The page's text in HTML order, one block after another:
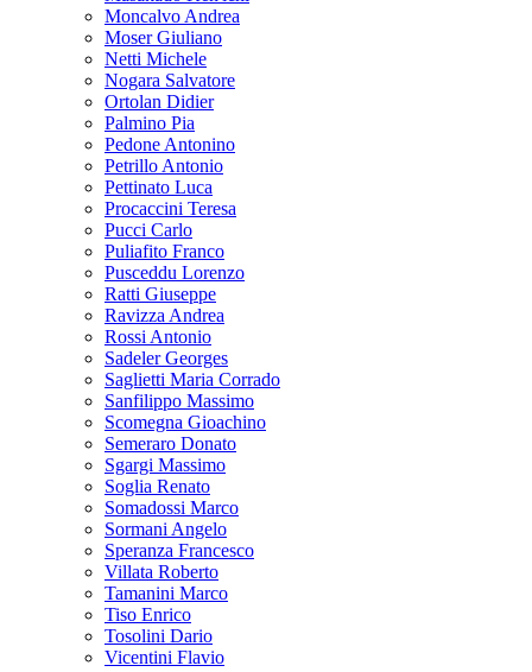
Moncalvo Andrea
Moser Giuliano
Netti Michele
Nogara Salvatore
Ortolan Didier
Palmino Pia
Pedone Antonino
Petrillo Antonio
Pettinato Luca
Procaccini Teresa
Pucci Carlo
Puliafito Franco
Pusceddu Lorenzo
Ratti Giuseppe
Ravizza Andrea
Rossi Antonio
Sadeler Georges
Saglietti Maria Corrado
Sanfilippo Massimo
Scomegna Gioachino
Semeraro Donato
Sgargi Massimo
Soglia Renato
Somadossi Marco
Sormani Angelo
Speranza Francesco
Villata Roberto
Tamanini Marco
Tiso Enrico
Tosolini Dario
Vicentini Flavio